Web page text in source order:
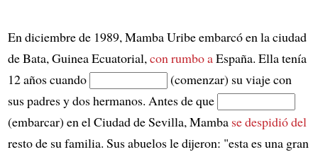
En diciembre de 1989, Mamba Uribe embarcó en la ciudad
de Bata, Guinea Ecuatorial, con rumbo aEspaña. Ella tenía
12 años cuando
(comenzar) su viaje con
sus padres y dos hermanos. Antes de que
(embarcar) en el Ciudad de Sevilla, Mamba se despidió del
resto de su familia. Sus abuelos le dijeron: "esta es una gran